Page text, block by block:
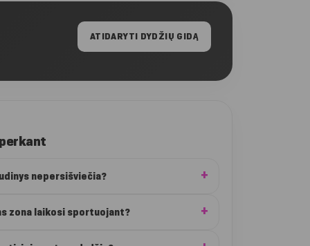
ATIDARYTI DYDŽIŲ GIDĄ
nepersišviečia?
zona laikosi sportuojant?